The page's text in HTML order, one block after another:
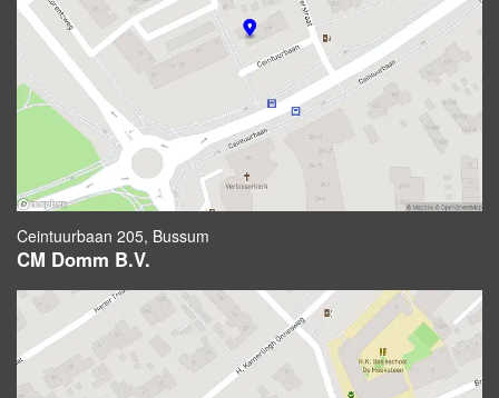
Ceintuurbaan 205, Bussum
CM Domm B.V.